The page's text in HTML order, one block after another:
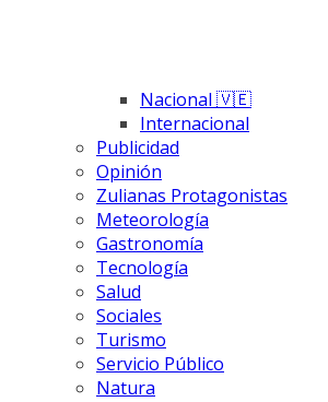
Nacional 🇻🇪
Internacional
Publicidad
Opinión
Zulianas Protagonistas
Meteorología
Gastronomía
Tecnología
Salud
Sociales
Turismo
Servicio Público
Natura